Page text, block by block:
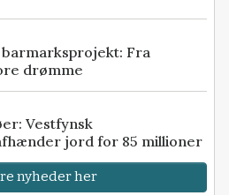
Fra
drømme
Vestfynsk
jord for 85 millioner
nyheder her